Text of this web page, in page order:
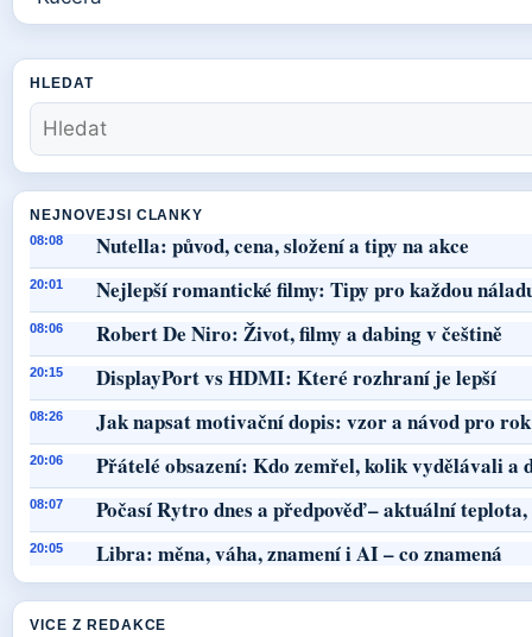
HLEDAT
NEJNOVEJSI CLANKY
08:08 Nutella: původ, cena, složení a tipy na akce
20:01 Nejlepší romantické filmy: Tipy pro každou
08:06 Robert De Niro: Život, filmy a dabing v češtině
20:15 DisplayPort vs HDMI: Které rozhraní je lepší
08:26 Jak napsat motivační dopis: vzor a návod pro
20:06 Přátelé obsazení: Kdo zemřel, kolik vydělávali a
08:07 Počasí Rytro dnes a předpověď – aktuální
20:05 Libra: měna, váha, znamení i AI – co znamená
VICE Z REDAKCE